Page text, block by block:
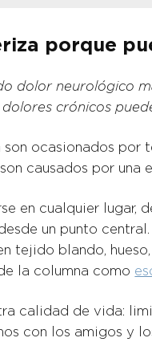
porque
dolor neurológico
crónicos
ocasionados por
causados por una
en cualquier
un punto
tejido blando,
la columna como
calidad de vida:
con los amigos y